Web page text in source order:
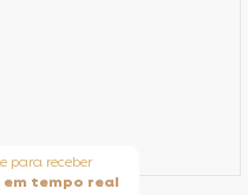
para receber
em tempo real